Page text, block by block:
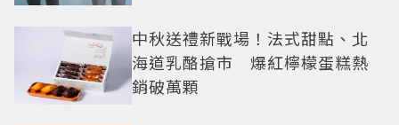
中秋送禮新戰場！法式甜點、北
海道乳酪搶市 爆紅檸檬蛋糕熱
銷破萬顆